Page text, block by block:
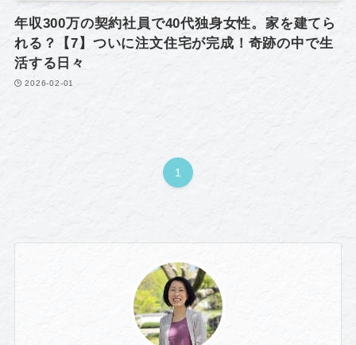
年収300万の契約社員で40代独身女性。家を建てら
れる？【7】ついに注文住宅が完成！奇跡の中で生
活する日々
2026-02-01
1